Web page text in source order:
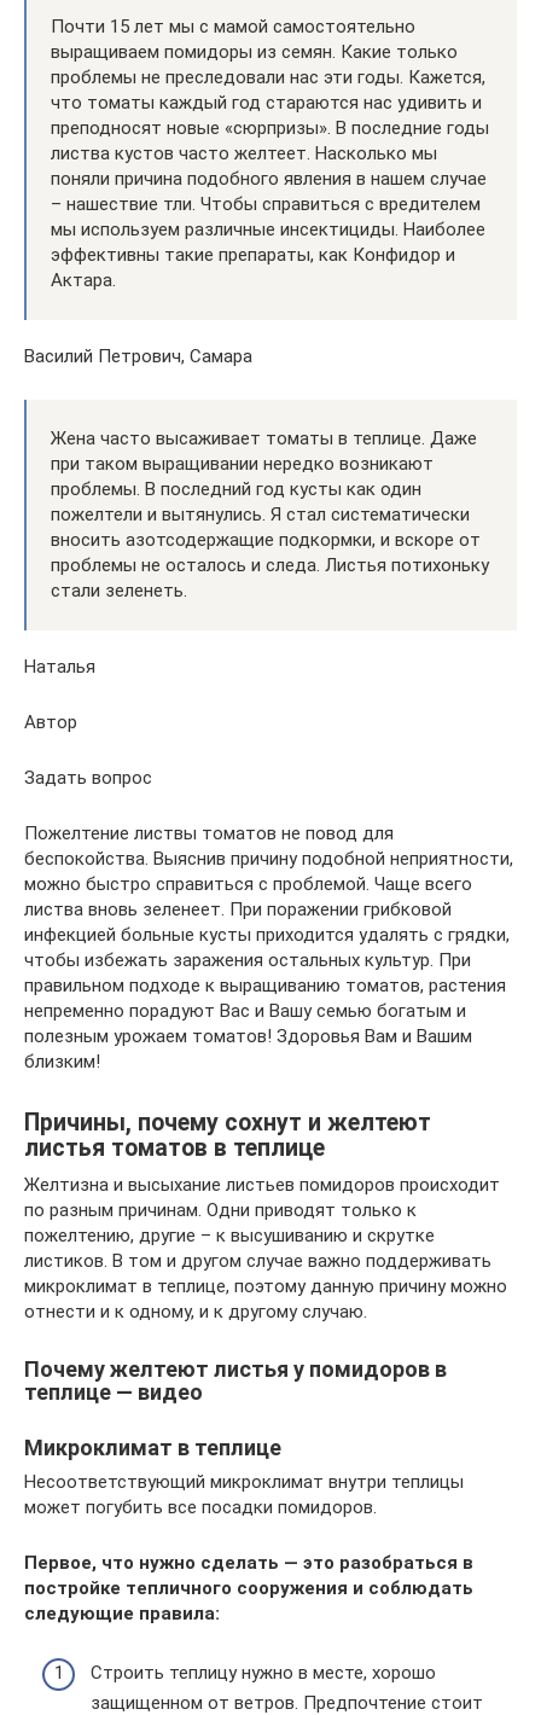
Почти 15 лет мы с мамой самостоятельно
выращиваем помидоры из семян. Какие только
проблемы не преследовали нас эти годы. Кажется,
что томаты каждый год стараются нас удивить и
преподносят новые «сюрпризы». В последние годы
листва кустов часто желтеет. Насколько мы
поняли причина подобного явления в нашем случае
– нашествие тли. Чтобы справиться с вредителем
мы используем различные инсектициды. Наиболее
эффективны такие препараты, как Конфидор и
Актара.
Василий Петрович, Самара
Жена часто высаживает томаты в теплице. Даже
при таком выращивании нередко возникают
проблемы. В последний год кусты как один
пожелтели и вытянулись. Я стал систематически
вносить азотсодержащие подкормки, и вскоре от
проблемы не осталось и следа. Листья потихоньку
стали зеленеть.
Наталья
Автор
Задать вопрос
Пожелтение листвы томатов не повод для
беспокойства. Выяснив причину подобной неприятности,
можно быстро справиться с проблемой. Чаще всего
листва вновь зеленеет. При поражении грибковой
инфекцией больные кусты приходится удалять с грядки,
чтобы избежать заражения остальных культур. При
правильном подходе к выращиванию томатов, растения
непременно порадуют Вас и Вашу семью богатым и
полезным урожаем томатов! Здоровья Вам и Вашим
близким!
Причины, почему сохнут и желтеют
листья томатов в теплице
Желтизна и высыхание листьев помидоров происходит
по разным причинам. Одни приводят только к
пожелтению, другие – к высушиванию и скрутке
листиков. В том и другом случае важно поддерживать
микроклимат в теплице, поэтому данную причину можно
отнести и к одному, и к другому случаю.
Почему желтеют листья у помидоров в
теплице — видео
Микроклимат в теплице
Несоответствующий микроклимат внутри теплицы
может погубить все посадки помидоров.
Первое, что нужно сделать — это разобраться в
постройке тепличного сооружения и соблюдать
следующие правила:
Строить теплицу нужно в месте, хорошо
защищенном от ветров. Предпочтение стоит